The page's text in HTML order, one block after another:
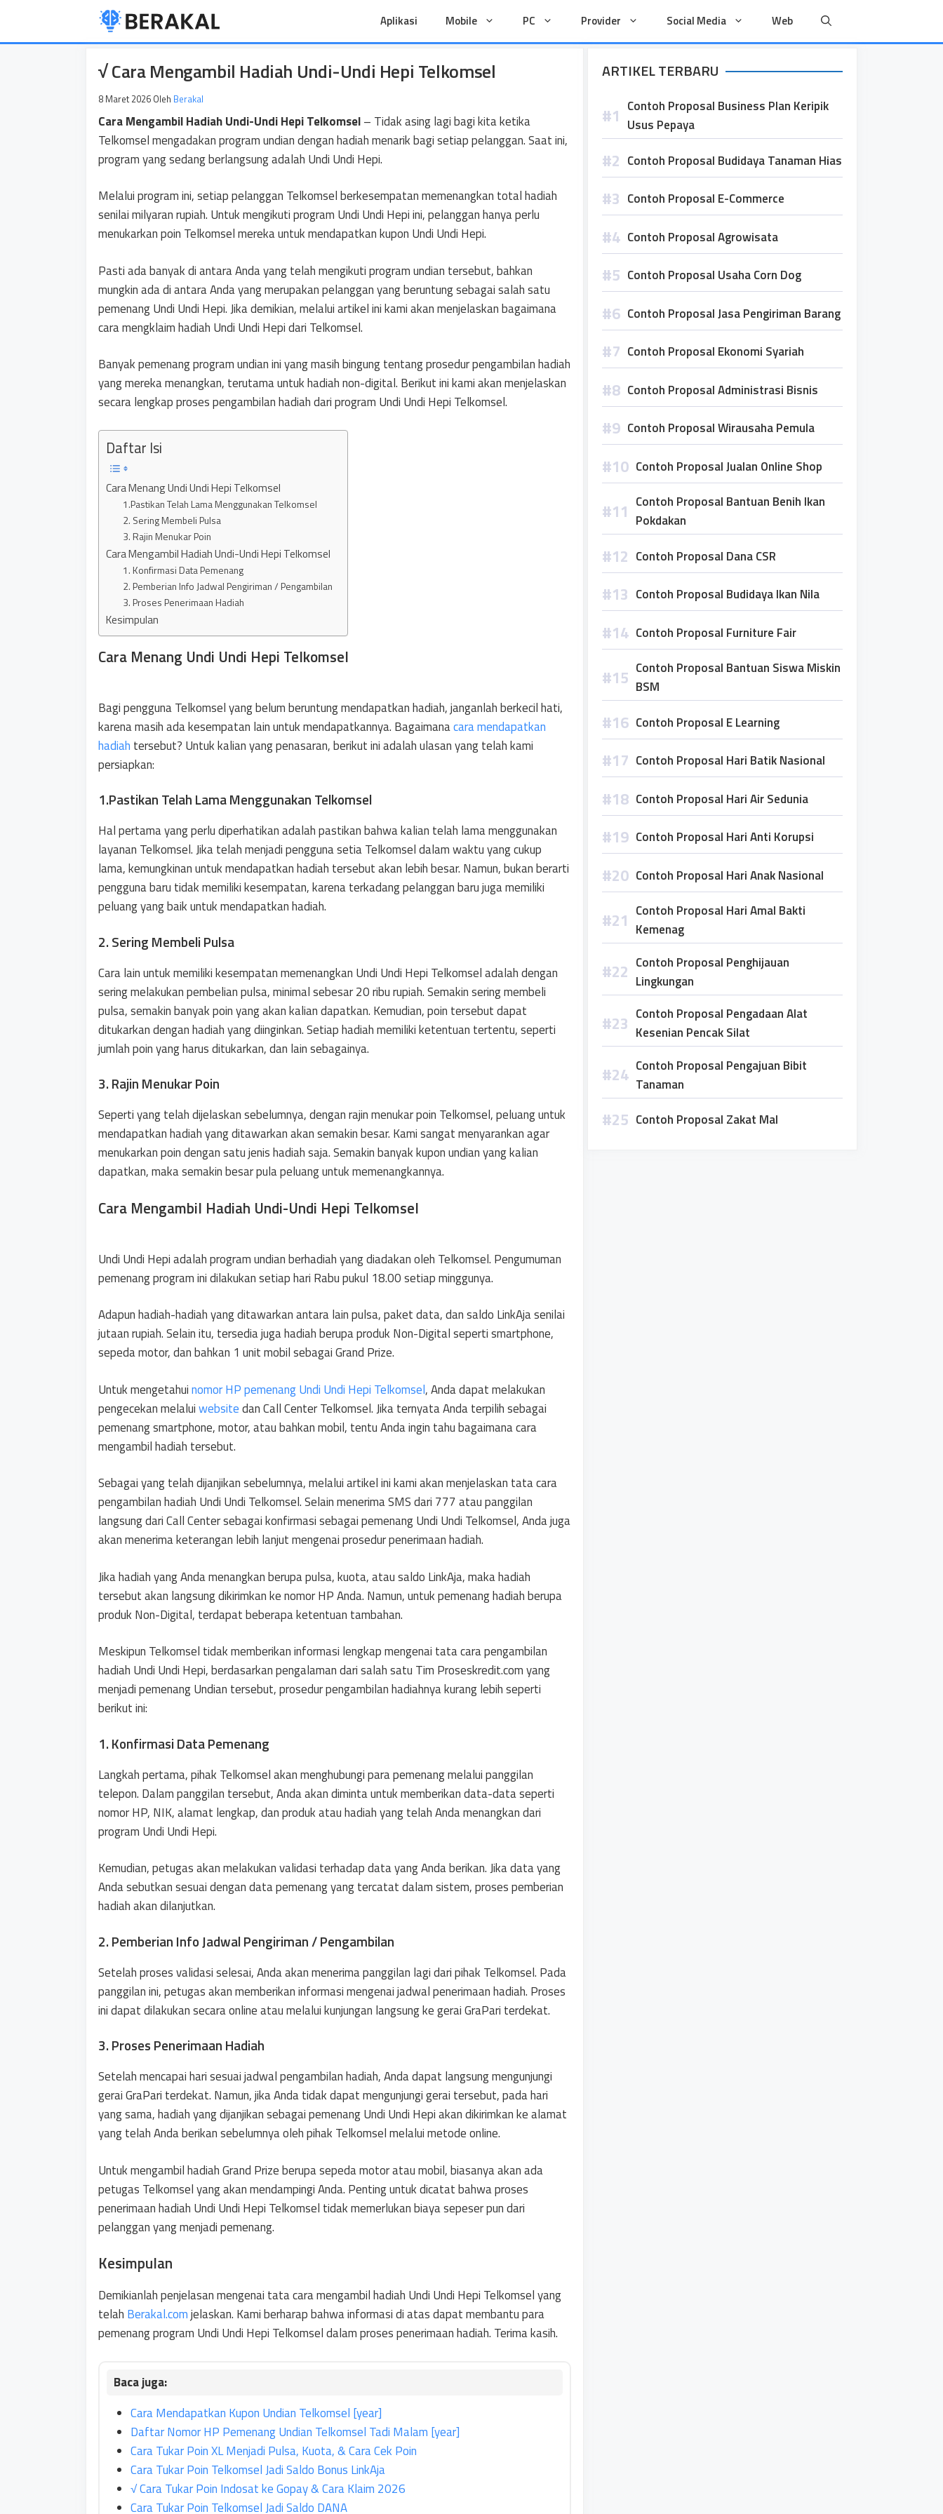
isi
Aplikasi Mobile PC Provider Social Media Web
√ Cara Mengambil Hadiah Undi-Undi Hepi Telkomsel
8 Maret 2026 Oleh Berakal
Cara Mengambil Hadiah Undi-Undi Hepi Telkomsel– Tidak asing lagi bagi kita ketika
Telkomsel mengadakan program undian dengan hadiah menarik bagi setiap pelanggan. Saat ini,
program yang sedang berlangsung adalah Undi Undi Hepi.
Melalui program ini, setiap pelanggan Telkomsel berkesempatan memenangkan total hadiah
senilai milyaran rupiah. Untuk mengikuti program Undi Undi Hepi ini, pelanggan hanya perlu
menukarkan poin Telkomsel mereka untuk mendapatkan kupon Undi Undi Hepi.
Pasti ada banyak di antara Anda yang telah mengikuti program undian tersebut, bahkan
mungkin ada di antara Anda yang merupakan pelanggan yang beruntung sebagai salah satu
pemenang Undi Undi Hepi. Jika demikian, melalui artikel ini kami akan menjelaskan bagaimana
cara mengklaim hadiah Undi Undi Hepi dari Telkomsel.
Banyak pemenang program undian ini yang masih bingung tentang prosedur pengambilan hadiah
yang mereka menangkan, terutama untuk hadiah non-digital. Berikut ini kami akan menjelaskan
secara lengkap proses pengambilan hadiah dari program Undi Undi Hepi Telkomsel.
Daftar Isi
Cara Menang Undi Undi Hepi Telkomsel
1.Pastikan Telah Lama Menggunakan Telkomsel
2. Sering Membeli Pulsa
3. Rajin Menukar Poin
Cara Mengambil Hadiah Undi-Undi Hepi Telkomsel
1. Konfirmasi Data Pemenang
2. Pemberian Info Jadwal Pengiriman / Pengambilan
3. Proses Penerimaan Hadiah
Kesimpulan
Cara Menang Undi Undi Hepi Telkomsel
Bagi pengguna Telkomsel yang belum beruntung mendapatkan hadiah, janganlah berkecil hati,
karena masih ada kesempatan lain untuk mendapatkannya. Bagaimanacara mendapatkan
hadiah tersebut? Untuk kalian yang penasaran, berikut ini adalah ulasan yang telah kami
persiapkan:
1.Pastikan Telah Lama Menggunakan Telkomsel
Hal pertama yang perlu diperhatikan adalah pastikan bahwa kalian telah lama menggunakan
layanan Telkomsel. Jika telah menjadi pengguna setia Telkomsel dalam waktu yang cukup
lama, kemungkinan untuk mendapatkan hadiah tersebut akan lebih besar. Namun, bukan berarti
pengguna baru tidak memiliki kesempatan, karena terkadang pelanggan baru juga memiliki
peluang yang baik untuk mendapatkan hadiah.
2. Sering Membeli Pulsa
Cara lain untuk memiliki kesempatan memenangkan Undi Undi Hepi Telkomsel adalah dengan
sering melakukan pembelian pulsa, minimal sebesar 20 ribu rupiah. Semakin sering membeli
pulsa, semakin banyak poin yang akan kalian dapatkan. Kemudian, poin tersebut dapat
ditukarkan dengan hadiah yang diinginkan. Setiap hadiah memiliki ketentuan tertentu, seperti
jumlah poin yang harus ditukarkan, dan lain sebagainya.
3. Rajin Menukar Poin
Seperti yang telah dijelaskan sebelumnya, dengan rajin menukar poin Telkomsel, peluang untuk
mendapatkan hadiah yang ditawarkan akan semakin besar. Kami sangat menyarankan agar
menukarkan poin dengan satu jenis hadiah saja. Semakin banyak kupon undian yang kalian
dapatkan, maka semakin besar pula peluang untuk memenangkannya.
Cara Mengambil Hadiah Undi-Undi Hepi Telkomsel
Undi Undi Hepi adalah program undian berhadiah yang diadakan oleh Telkomsel. Pengumuman
pemenang program ini dilakukan setiap hari Rabu pukul 18.00 setiap minggunya.
Adapun hadiah-hadiah yang ditawarkan antara lain pulsa, paket data, dan saldo LinkAja senilai
jutaan rupiah. Selain itu, tersedia juga hadiah berupa produk Non-Digital seperti smartphone,
sepeda motor, dan bahkan 1 unit mobil sebagai Grand Prize.
Untuk mengetahuinomor HP pemenang Undi Undi Hepi Telkomsel, Anda dapat melakukan
pengecekan melaluiwebsitedan Call Center Telkomsel. Jika ternyata Anda terpilih sebagai
pemenang smartphone, motor, atau bahkan mobil, tentu Anda ingin tahu bagaimana cara
mengambil hadiah tersebut.
Sebagai yang telah dijanjikan sebelumnya, melalui artikel ini kami akan menjelaskan tata cara
pengambilan hadiah Undi Undi Telkomsel. Selain menerima SMS dari 777 atau panggilan
langsung dari Call Center sebagai konfirmasi sebagai pemenang Undi Undi Telkomsel, Anda juga
akan menerima keterangan lebih lanjut mengenai prosedur penerimaan hadiah.
Jika hadiah yang Anda menangkan berupa pulsa, kuota, atau saldo LinkAja, maka hadiah
tersebut akan langsung dikirimkan ke nomor HP Anda. Namun, untuk pemenang hadiah berupa
produk Non-Digital, terdapat beberapa ketentuan tambahan.
Meskipun Telkomsel tidak memberikan informasi lengkap mengenai tata cara pengambilan
hadiah Undi Undi Hepi, berdasarkan pengalaman dari salah satu Tim Proseskredit.com yang
menjadi pemenang Undian tersebut, prosedur pengambilan hadiahnya kurang lebih seperti
berikut ini:
1. Konfirmasi Data Pemenang
Langkah pertama, pihak Telkomsel akan menghubungi para pemenang melalui panggilan
telepon. Dalam panggilan tersebut, Anda akan diminta untuk memberikan data-data seperti
nomor HP, NIK, alamat lengkap, dan produk atau hadiah yang telah Anda menangkan dari
program Undi Undi Hepi.
Kemudian, petugas akan melakukan validasi terhadap data yang Anda berikan. Jika data yang
Anda sebutkan sesuai dengan data pemenang yang tercatat dalam sistem, proses pemberian
hadiah akan dilanjutkan.
2. Pemberian Info Jadwal Pengiriman / Pengambilan
Setelah proses validasi selesai, Anda akan menerima panggilan lagi dari pihak Telkomsel. Pada
panggilan ini, petugas akan memberikan informasi mengenai jadwal penerimaan hadiah. Proses
ini dapat dilakukan secara online atau melalui kunjungan langsung ke gerai GraPari terdekat.
3. Proses Penerimaan Hadiah
Setelah mencapai hari sesuai jadwal pengambilan hadiah, Anda dapat langsung mengunjungi
gerai GraPari terdekat. Namun, jika Anda tidak dapat mengunjungi gerai tersebut, pada hari
yang sama, hadiah yang dijanjikan sebagai pemenang Undi Undi Hepi akan dikirimkan ke alamat
yang telah Anda berikan sebelumnya oleh pihak Telkomsel melalui metode online.
Untuk mengambil hadiah Grand Prize berupa sepeda motor atau mobil, biasanya akan ada
petugas Telkomsel yang akan mendampingi Anda. Penting untuk dicatat bahwa proses
penerimaan hadiah Undi Undi Hepi Telkomsel tidak memerlukan biaya sepeser pun dari
pelanggan yang menjadi pemenang.
Kesimpulan
Demikianlah penjelasan mengenai tata cara mengambil hadiah Undi Undi Hepi Telkomsel yang
telah Berakal.comjelaskan. Kami berharap bahwa informasi di atas dapat membantu para
pemenang program Undi Undi Hepi Telkomsel dalam proses penerimaan hadiah. Terima kasih.
Cara Mendapatkan Kupon Undian Telkomsel [year]
Daftar Nomor HP Pemenang Undian Telkomsel Tadi Malam [year]
Cara Tukar Poin XL Menjadi Pulsa, Kuota, & Cara Cek Poin
Cara Tukar Poin Telkomsel Jadi Saldo Bonus LinkAja
√ Cara Tukar Poin Indosat ke Gopay & Cara Klaim 2026
Cara Tukar Poin Telkomsel Jadi Saldo DANA
ARTIKEL TERBARU
Contoh Proposal Business Plan Keripik
Usus Pepaya
Contoh Proposal Budidaya Tanaman Hias
Contoh Proposal E-Commerce
Contoh Proposal Agrowisata
Contoh Proposal Usaha Corn Dog
Contoh Proposal Jasa Pengiriman Barang
Contoh Proposal Ekonomi Syariah
Contoh Proposal Administrasi Bisnis
Contoh Proposal Wirausaha Pemula
Contoh Proposal Jualan Online Shop
Contoh Proposal Bantuan Benih Ikan
Pokdakan
Contoh Proposal Dana CSR
Contoh Proposal Budidaya Ikan Nila
Contoh Proposal Furniture Fair
Contoh Proposal Bantuan Siswa Miskin
BSM
Contoh Proposal E Learning
Contoh Proposal Hari Batik Nasional
Contoh Proposal Hari Air Sedunia
Contoh Proposal Hari Anti Korupsi
Contoh Proposal Hari Anak Nasional
Contoh Proposal Hari Amal Bakti
Kemenag
Contoh Proposal Penghijauan
Lingkungan
Contoh Proposal Pengadaan Alat
Kesenian Pencak Silat
Contoh Proposal Pengajuan Bibit
Tanaman
Contoh Proposal Zakat Mal